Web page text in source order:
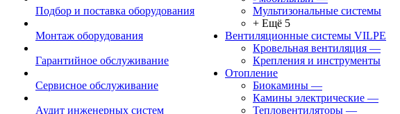
Подбор и поставка оборудования
Монтаж оборудования
Гарантийное обслуживание
Сервисное обслуживание
Аудит инженерных систем
Мультизональные системы
+ Ещё 5
Вентиляционные системы VILPE
Кровельная вентиляция —
Крепления и инструменты
Отопление
Биокамины —
Камины электрические —
Тепловентиляторы —